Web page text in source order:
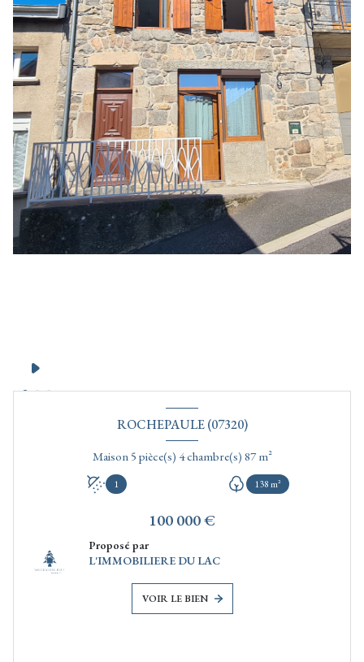
ROCHEPAULE (07320)
Maison 5 pièce(s) 4 chambre(s) 87 m²
1 138 m²
100 000 €
Proposé par
L'IMMOBILIERE DU LAC
VOIR LE BIEN